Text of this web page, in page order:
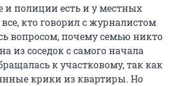
и полиции есть и у местных
кто говорил с журналистом
вопросом, почему семью никто
из соседок с самого начала
к участковому, так как
крики из квартиры. Но